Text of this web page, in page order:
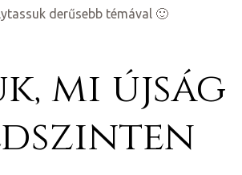
derűsebb témával 🙂
mi újság